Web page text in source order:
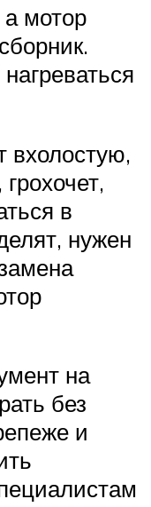
мотор
вхолостую,
в
нужен
на
без
и